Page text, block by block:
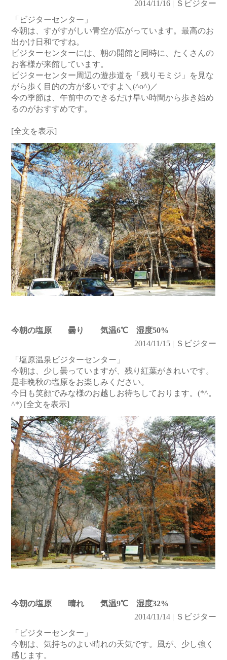
2014/11/16 | Ｓビジター
「ビジターセンター」
今朝は、すがすがしい青空が広がっています。最高のお
出かけ日和ですね。
ビジターセンターには、朝の開館と同時に、たくさんの
お客様が来館しています。
ビジターセンター周辺の遊歩道を「残りモミジ」を見な
がら歩く目的の方が多いですよ＼(^o^)／
今の季節は、午前中のできるだけ早い時間から歩き始め
るのがおすすめです。
[全文を表示]
今朝の塩原 曇り 気温6℃ 湿度50%
2014/11/15 | Ｓビジター
「塩原温泉ビジターセンター」
今朝は、少し曇っていますが、残り紅葉がきれいです。
是非晩秋の塩原をお楽しみください。
今日も笑顔でみな様のお越しお待ちしております。(*^。
^*) [全文を表示]
今朝の塩原 晴れ 気温9℃ 湿度32%
2014/11/14 | Ｓビジター
「ビジターセンター」
今朝は、気持ちのよい晴れの天気です。風が、少し強く
感じます。